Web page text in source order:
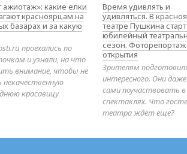
ажиотаж»: какие елки
красноярцам на
базарах и за какую
проехались по
и узнали, на что
внимание, чтобы не
некачественную
красавицу
Время удивлять и
удивляться. В
театре Пушкина
юбилейный
сезон. Фоторепортаж
открытия
Зрителям
интересного. Они
сами поучаствовать в
спектаклях. Что
театра ждет еще?